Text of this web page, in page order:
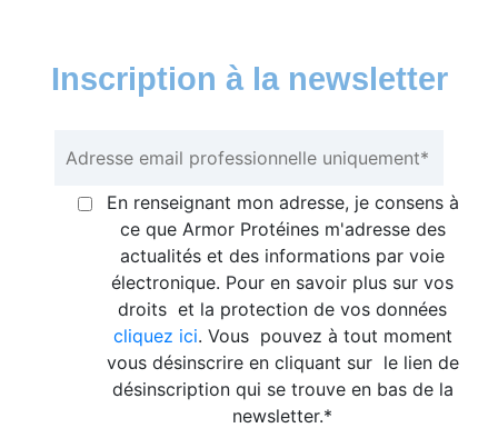
Inscription à la newsletter
En renseignant mon adresse, je consens à
ce que Armor Protéines m'adresse des
actualités et des informations par voie
électronique. Pour en savoir plus sur vos
droits et la protection de vos données
cliquez ici. Vous pouvez à tout moment
vous désinscrire en cliquant sur le lien de
désinscription qui se trouve en bas de la
newsletter.*